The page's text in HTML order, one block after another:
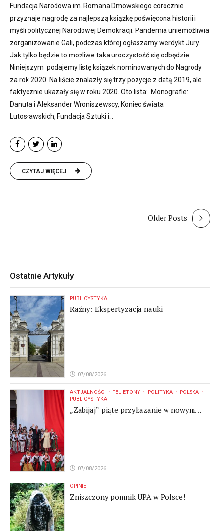
Fundacja Narodowa im. Romana Dmowskiego corocznie
przyznaje nagrodę za najlepszą książkę poświęcona historii i
myśli politycznej Narodowej Demokracji. Pandemia uniemożliwia
zorganizowanie Gali, podczas której ogłaszamy werdykt Jury.
Jak tylko będzie to możliwe taka uroczystość się odbędzie.
Niniejszym podajemy listę książek nominowanych do Nagrody
za rok 2020. Na liście znalazły się trzy pozycje z datą 2019, ale
faktycznie ukazały się w roku 2020. Oto lista: Monografie:
Danuta i Aleksander Wroniszewscy, Koniec świata
Lutosławskich, Fundacja Sztuki i...
CZYTAJ WIĘCEJ
Older Posts
Ostatnie Artykuły
PUBLICYSTYKA
Raźny: Ekspertyzacja nauki
07/08/2026
AKTUALNOŚCI FELIETONY POLITYKA
POLSKA
PUBLICYSTYKA
„Zabijaj” piąte przykazanie w nowym
07/08/2026
OPINIE
Zniszczony pomnik UPA w Polsce!